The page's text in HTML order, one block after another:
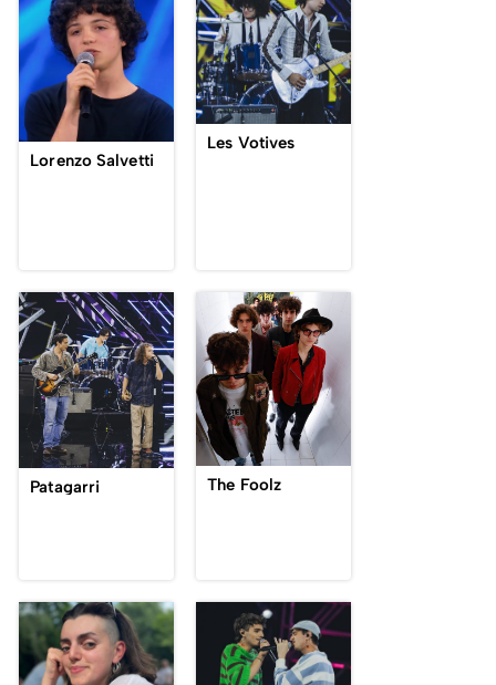
Lorenzo Salvetti
Les Votives
Patagarri The Foolz